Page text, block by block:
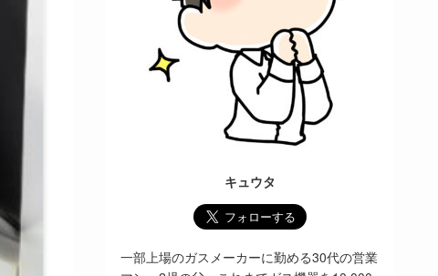
キュウタ
一部上場のガスメーカーに勤める30代の営業